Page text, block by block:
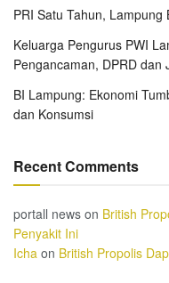
PRI Satu Tahun,
Keluarga Pengurus PWI
Pengancaman, DPRD dan
BI Lampung: Ekonomi
dan Konsumsi
Recent Comments
portall news on British
Penyakit Ini
Icha on British Propolis